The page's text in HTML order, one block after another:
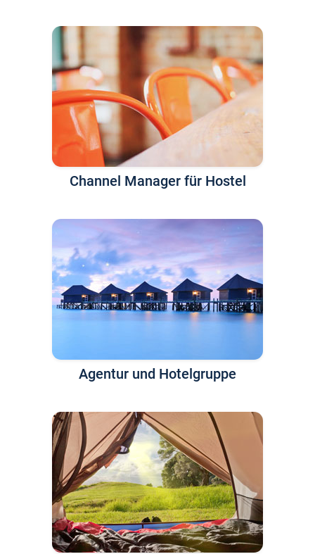
Channel Manager für Hostel
Agentur und Hotelgruppe